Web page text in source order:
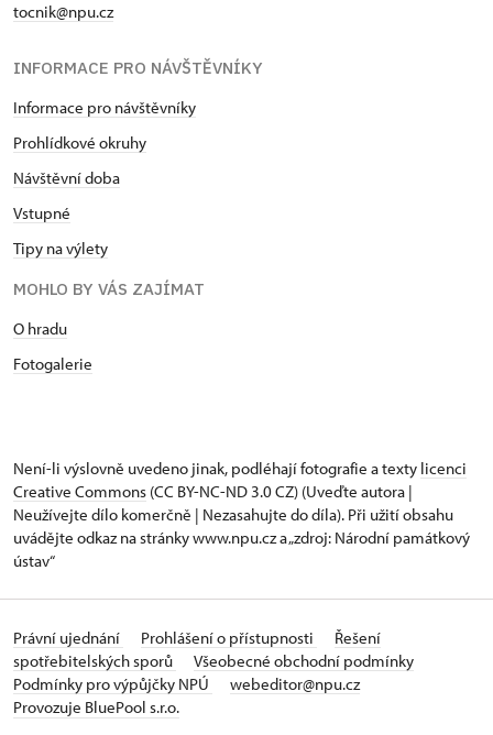
tocnik@npu.cz
INFORMACE PRO NÁVŠTĚVNÍKY
Informace pro návštěvníky
Prohlídkové okruhy
Návštěvní doba
Vstupné
Tipy na výlety
MOHLO BY VÁS ZAJÍMAT
O hradu
Fotogalerie
Není-li výslovně uvedeno jinak, podléhají fotografie a texty licenci
Creative Commons (CC BY-NC-ND 3.0 CZ) (Uveďte autora |
Neužívejte dílo komerčně | Nezasahujte do díla). Při užití obsahu
uvádějte odkaz na stránky www.npu.cz a „zdroj: Národní památkový
ústav“
Právní ujednání Prohlášení o přístupnosti
Řešení
spotřebitelských sporů
Všeobecné obchodní podmínky
Podmínky pro výpůjčky NPÚ
webeditor@npu.cz
Provozuje BluePool s.r.o.